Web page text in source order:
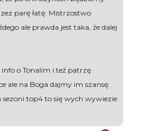
parę łatę. Mistrzostwo
ale prawda jest taka, że dalej
info o Tonalim i też patrzę
ale na Boga dajmy im szansę.
top4 to się wych wywiezie